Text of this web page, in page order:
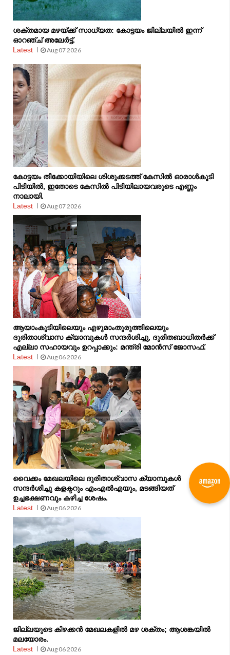
ശക്തമായ മഴയ്ക്ക് സാധ്യത: കോട്ടയം ജില്ലയിൽ ഇന്ന്
ഓറഞ്ച് അലേർട്ട്.
Latest
Aug 07 2026
കോട്ടയം തീക്കോയിയിലെ ശിശുക്കടത്ത് കേസിൽ ഓരാൾകൂടി
പിടിയിൽ, ഇതോടെ കേസിൽ പിടിയിലായവരുടെ എണ്ണം
നാലായി.
Latest
Aug 07 2026
ആയാംകുടിയിലെയും എഴുമാംതുരുത്തിലെയും
ദുരിതാശ്വാസ ക്യാമ്പുകൾ സന്ദർശിച്ചു, ദുരിതബാധിതർക്ക്
എല്ലാ സഹായവും ഉറപ്പാക്കും: മന്ത്രി മോൻസ് ജോസഫ്.
Latest
Aug 06 2026
വൈക്കം മേഖലയിലെ ദുരിതാശ്വാസ ക്യാമ്പുകള്‍
സന്ദര്‍ശിച്ചു കളക്ടറും എംഎല്‍എയും, മടങ്ങിയത്
ഉച്ചഭക്ഷണവും കഴിച്ച ശേഷം.
Latest
Aug 06 2026
ജില്ലയുടെ കിഴക്കൻ മേഖലകളിൽ മഴ ശക്തം; ആശങ്കയിൽ
മലയോരം.
Latest
Aug 06 2026